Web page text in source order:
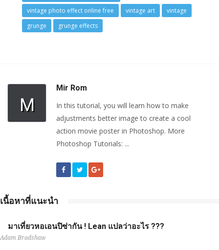
vintage photo effect online free
vintage art
vintage
grunge
grunge effects
M
Mir Rom
In this tutorial, you will learn how to make
adjustments better image to create a cool
action movie poster in Photoshop. More
Photoshop Tutorials: ...
เนื้อหาที่แนะนำ
มาเที่ยวหอเอนปิซ่ากัน ! Lean แปลว่าอะไร ???
Adam Bradshaw